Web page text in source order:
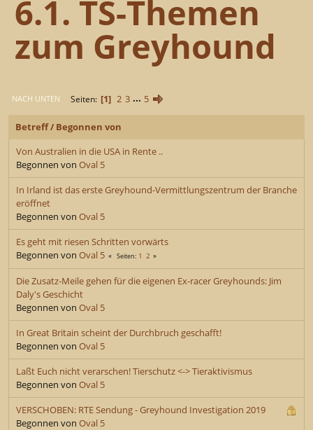
6.1. TS-Themen
zum Greyhound
NACH UNTEN Seiten 1 2 3 ... 5
Betreff/ Begonnen von
Von Australien in die USA in Rente ..
Begonnen von Oval 5
In Irland ist das erste Greyhound-Vermittlungszentrum der Branche
eröffnet
Begonnen von Oval 5
Es geht mit riesen Schritten vorwärts
Begonnen von Oval 5 Seiten 1 2
Die Zusatz-Meile gehen für die eigenen Ex-racer Greyhounds: Jim
Daly's Geschicht
Begonnen von Oval 5
In Great Britain scheint der Durchbruch geschafft!
Begonnen von Oval 5
Laßt Euch nicht verarschen! Tierschutz <-> Tieraktivismus
Begonnen von Oval 5
VERSCHOBEN: RTE Sendung - Greyhound Investigation 2019
Begonnen von Oval 5